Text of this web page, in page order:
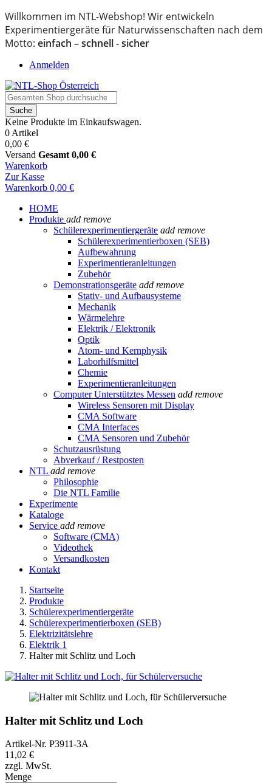
Willkommen im NTL-Webshop! Wir entwickeln
Experimentiergeräte für Naturwissenschaften nach dem
Motto: einfach – schnell - sicher
Anmelden
Suche
Keine Produkte im Einkaufswagen.
0 Artikel
0,00 €
Versand Gesamt 0,00 €
Warenkorb
Zur Kasse
Warenkorb 0,00 €
HOME
Produkte add remove
Schülerexperimentiergeräte add remove
Schülerexperimentierboxen (SEB)
Aufbewahrung
Experimentieranleitungen
Zubehör
Demonstrationsgeräte add remove
Stativ- und Aufbausysteme
Mechanik
Wärmelehre
Elektrik / Elektronik
Optik
Atom- und Kernphysik
Laborhilfsmittel
Chemie
Experimentieranleitungen
Computer Unterstütztes Messen add remove
Wireless Sensoren mit Display
CMA Software
CMA Interfaces
CMA Sensoren und Zubehör
Schutzausrüstung
Abverkauf / Restposten
NTL add remove
Philosophie
Die NTL Familie
Experimente
Kataloge
Service add remove
Software (CMA)
Videothek
Versandkosten
Kontakt
Startseite
Produkte
Schülerexperimentiergeräte
Schülerexperimentierboxen (SEB)
Elektrizitätslehre
Elektrik 1
Halter mit Schlitz und Loch
Halter mit Schlitz und Loch
Artikel-Nr. P3911-3A
11,02 €
zzgl. MwSt.
Menge